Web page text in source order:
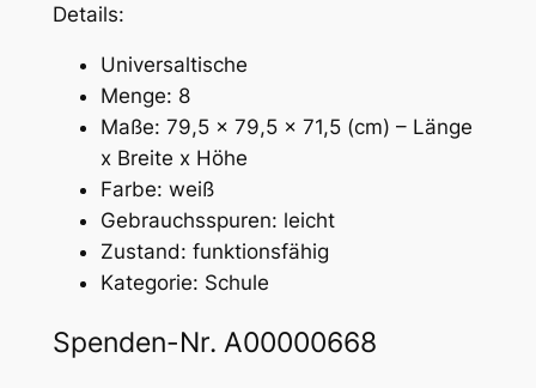
Details:
Universaltische
Menge: 8
Maße: 79,5 x 79,5 x 71,5 (cm) – Länge
x Breite x Höhe
Farbe: weiß
Gebrauchsspuren: leicht
Zustand: funktionsfähig
Kategorie: Schule
Spenden-Nr. A00000668